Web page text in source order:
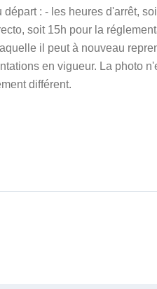
: - les heures d'arrêt,
soit 15h pour la
il peut à nouveau
en vigueur. La photo
différent.